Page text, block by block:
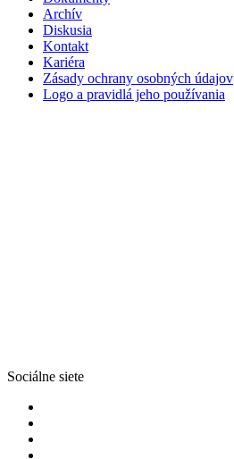
Archív
Diskusia
Kontakt
Kariéra
Zásady ochrany osobných údajov
Logo a pravidlá jeho používania
Sociálne siete